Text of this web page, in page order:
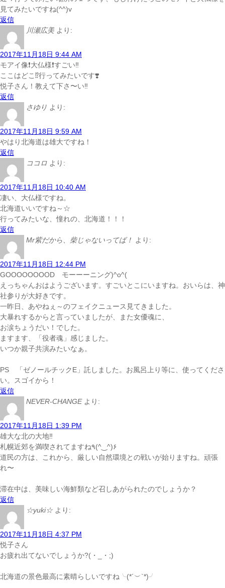
見てみたいですね(^^)v
返信
川瀬広美 より:
2017年11月18日 9:44 AM
モアイ像❗️大仏様❗️すごい‼️
ここはどこ⁉️行ってみたいです❣️
悦子さん！教えて下さ〜い‼️
返信
さゆり より:
2017年11月18日 9:59 AM
やはり北海道は雄大ですね！
返信
ココロ より:
2017年11月18日 10:40 AM
凄い、大仏様ですね。
北海道いいですね～☆
行ってみたいな、憧れの、北海道！！！
返信
Mr紫だから、柴じゃないってば！
より:
2017年11月18日 12:44 PM
GOOOOOOOOD モーーーニング)^o^(
えっちゃんおはようございます。すごいとこにいますね。おいらは、神
社参りが大好きです。
一昨日、あやねぇ～のフェイクニュース見てきました。
大暴れするからと言っていましたが、また女優魂に、
お涙ちょうだい！でした。
ますます、「役者魂」感じました。
いつか親子共演みたいなぁ。
PS 「ゼノールチックE」託しました。お風呂上り等に、使ってくださ
い。スゴイから！
返信
NEVER-CHANGE より:
2017年11月18日 1:39 PM
雄大な北の大地‼︎
札幌近郊を満喫されてますね٩(^‿^)۶
道民の方は、これから、厳しい自然環境との戦いが始りますね。頑張
れ〜
滞在中は、美味しい海鮮類など召しあがられたのでしょうか？
返信
☆yuki☆ より:
2017年11月18日 4:37 PM
悦子さん
お疲れ出てないでしょうか?(・_・;)
北海道の景色最高に素晴らしいですね╰(*´︶`*)╯